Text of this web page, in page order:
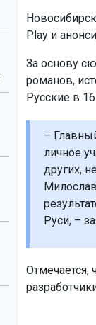
Play и
За основу
романов,
Русские в
–
личное
других,
Руси, –
Отмечается,